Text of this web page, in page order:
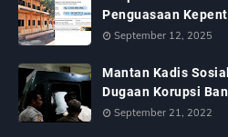
Penguasaan
September 12, 2025
Mantan Kadis
Dugaan Korupsi
September 21, 2022